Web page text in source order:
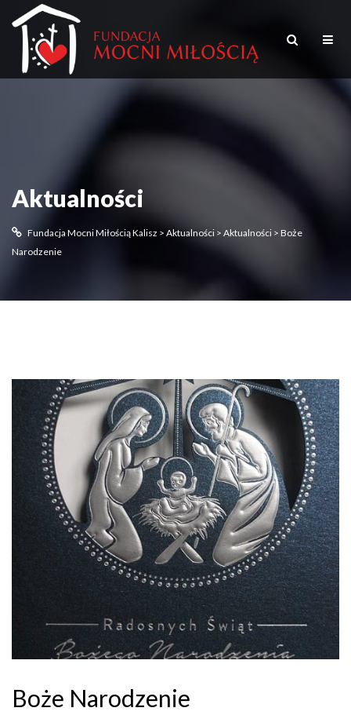
Aktualności
Fundacja Mocni Miłością Kalisz > Aktualności > Aktualności > Boże
Narodzenie
Boże Narodzenie